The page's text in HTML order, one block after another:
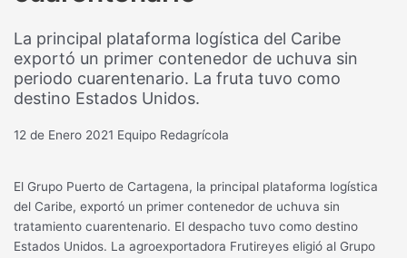
La principal plataforma logística del Caribe
exportó un primer contenedor de uchuva sin
periodo cuarentenario. La fruta tuvo como
destino Estados Unidos.
12 de Enero 2021 Equipo Redagrícola
El Grupo Puerto de Cartagena, la principal plataforma logística
del Caribe, exportó un primer contenedor de uchuva sin
tratamiento cuarentenario. El despacho tuvo como destino
Estados Unidos. La agroexportadora Frutireyes eligió al Grupo